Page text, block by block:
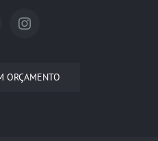
ORÇAMENTO